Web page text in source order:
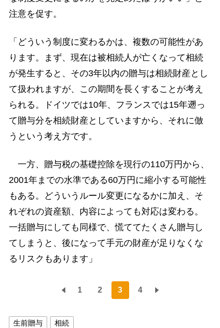
注意を促す。
「どういう制度に変わるかは、複数の可能性があ
ります。まず、現在は被相続人が亡くなって相続
が発生すると、その3年以内の贈与は相続財産とし
て扱われますが、この期間を長くすることが考え
られる。ドイツでは10年、フランスでは15年遡っ
て贈与分を相続財産としていますから、それに倣
うという考え方です。
一方、贈与税の基礎控除を現行の110万円から、
2001年までの水準である60万円に縮小する可能性
もある。どういうルール変更になるかに加え、そ
れぞれの資産額、内容によっても対応は変わる。
一括贈与にしても同様で、慌ててたくさん贈与し
てしまうと、後になって手元の財産が足りなくな
るリスクもあります」
1 2 3 4
生前贈与 相続